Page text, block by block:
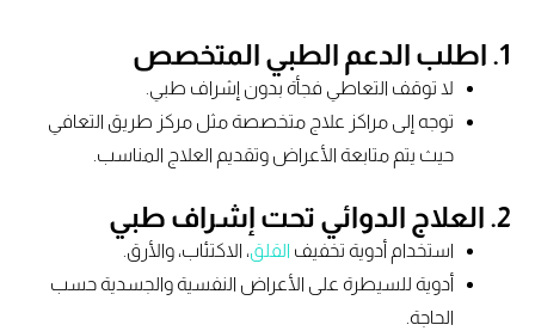
لا توقف التعاطي فجأة بدون إشراف طبي.
توجه إلى مراكز علاج متخصصة مثل مركز طريق التعافي
حيث يتم متابعة الأعراض وتقديم العلاج المناسب.
2. العلاج الدوائي تحت إشراف طبي
استخدام أدوية تخفيف القلق، الاكتئاب، والأرق.
أدوية للسيطرة على الأعراض النفسية والجسدية حسب
الحاجة.